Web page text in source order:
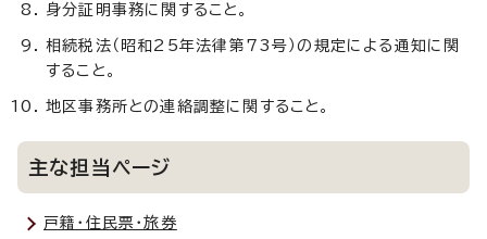
身分証明事務に関すること。
相続税法（昭和25年法律第73号）の規定による通知に関
すること。
地区事務所との連絡調整に関すること。
主な担当ページ
戸籍・住民票・旅券